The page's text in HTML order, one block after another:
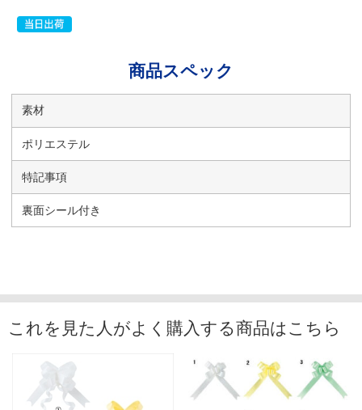
商品スペック
素材
ポリエステル
特記事項
裏面シール付き
これを見た人がよく購入する商品はこちら